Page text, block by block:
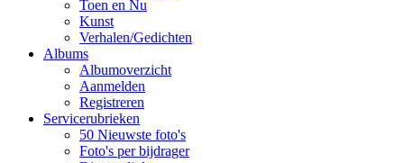
Toen en Nu
Kunst
Verhalen/Gedichten
Albums
Albumoverzicht
Aanmelden
Registreren
Servicerubrieken
50 Nieuwste foto's
Foto's per bijdrager